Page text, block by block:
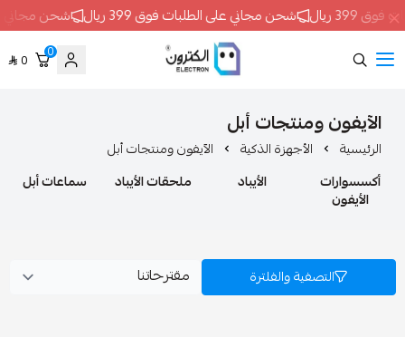
شحن مجاني على الطلبات فوق 399 ريال شحن مجاني على الطلبات فوق 399
ومنتجات أبل
الأجهزة الذكية
الآيفون ومنتجات أبل
الأيباد ملحقات الأيباد سماعات أبل ملحقات
والفلترة